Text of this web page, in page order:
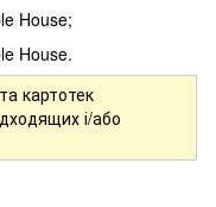
House;
House.
картотек
і/або